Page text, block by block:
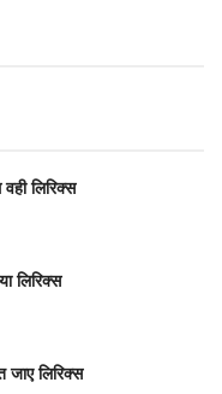
लिरिक्स
लिरिक्स
जाए लिरिक्स